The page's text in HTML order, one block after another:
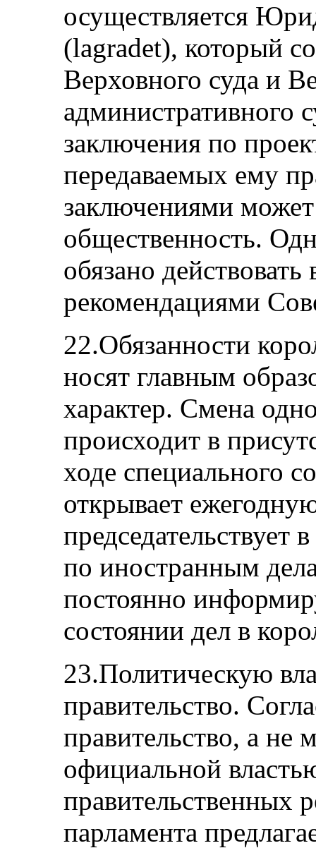
осуществляется
(lаgrаdеt), который
Верховного суда и
административного
заключения по
передаваемых ему
заключениями
общественность.
обязано действовать
рекомендациями
22.Обязанности
носят главным
характер. Смена
происходит в
ходе специального
открывает
председательствует
по иностранным
постоянно
состоянии дел в
23.Политическую
правительство.
правительство, а не
официальной
правительственных
парламента